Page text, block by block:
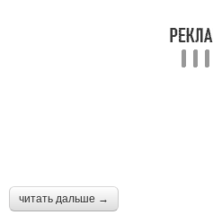
читать дальше →